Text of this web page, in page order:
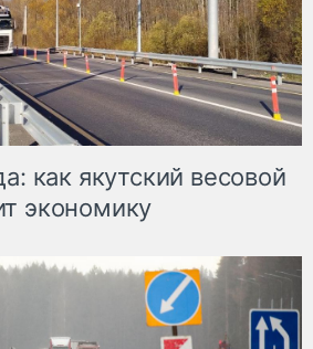
как якутский весовой
экономику